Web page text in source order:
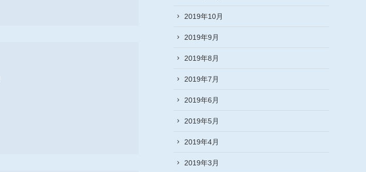
2019年10月
2019年9月
2019年8月
2019年7月
2019年6月
2019年5月
2019年4月
2019年3月